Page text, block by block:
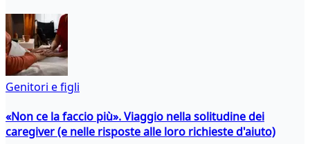
Genitori e figli
«Non ce la faccio più». Viaggio nella solitudine dei
caregiver (e nelle risposte alle loro richieste d'aiuto)